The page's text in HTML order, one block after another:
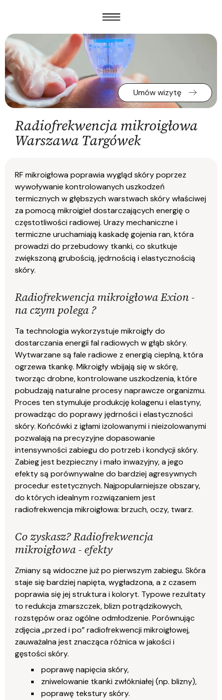
Umów wizytę
Radiofrekwencja mikroigłowa
Warszawa Targówek
RF mikroigłowa poprawia wygląd skóry poprzez
wywoływanie kontrolowanych uszkodzeń
termicznych w głębszych warstwach skóry właściwej
za pomocą mikroigieł dostarczających energię o
częstotliwości radiowej. Urazy mechaniczne i
termiczne uruchamiają kaskadę gojenia ran, która
prowadzi do przebudowy tkanki, co skutkuje
zwiększoną grubością, jędrnością i elastycznością
skóry.
Radiofrekwencja mikroigłowa Exion -
na czym polega ?
Ta technologia wykorzystuje mikroigły do
dostarczania energii fal radiowych w głąb skóry.
Wytwarzane są fale radiowe z energią cieplną, która
ogrzewa tkankę. Mikroigły wbijają się w skórę,
tworząc drobne, kontrolowane uszkodzenia, które
pobudzają naturalne procesy naprawcze organizmu.
Proces ten stymuluje produkcję kolagenu i elastyny,
prowadząc do poprawy jędrności i elastyczności
skóry. Końcówki z igłami izolowanymi i nieizolowanymi
pozwalają na precyzyjne dopasowanie
intensywności zabiegu do potrzeb i kondycji skóry.
Zabieg jest bezpieczny i mało inwazyjny, a jego
efekty są porównywalne do bardziej agresywnych
procedur estetycznych. Najpopularniejsze obszary,
do których idealnym rozwiązaniem jest
radiofrekwencja mikroigłowa: brzuch, oczy, twarz.
Co zyskasz? Radiofrekwencja
mikroigłowa - efekty
Zmiany są widoczne już po pierwszym zabiegu. Skóra
staje się bardziej napięta, wygładzona, a z czasem
poprawia się jej struktura i koloryt. Typowe rezultaty
to redukcja zmarszczek, blizn potrądzikowych,
rozstępów oraz ogólne odmłodzenie. Porównując
zdjęcia „przed i po” radiofrekwencji mikroigłowej,
zauważalna jest znacząca różnica w jakości i
gęstości skóry.
poprawę napięcia skóry,
zniwelowanie tkanki zwłókniałej (np. blizny),
poprawę tekstury skóry.